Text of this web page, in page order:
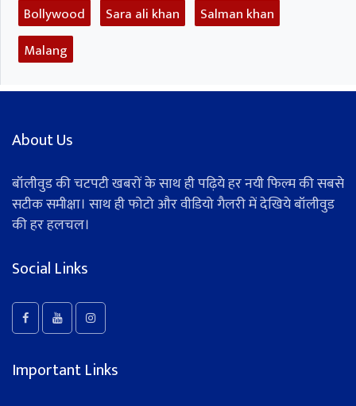
Bollywood Sara ali khan
Salman khan
Malang
About Us
बॉलीवुड की चटपटी खबरों के साथ ही पढ़िये हर नयी फिल्म की सबसे
सटीक समीक्षा। साथ ही फोटो और वीडियो गैलरी में देखिये बॉलीवुड
की हर हलचल।
Social Links
Important Links